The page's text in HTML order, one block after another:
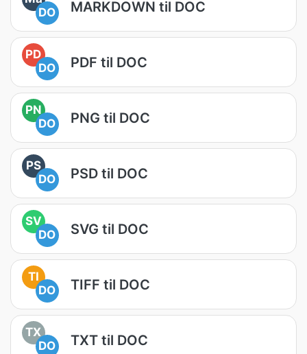
DO
MARKDOWN til DOC
PD
DO
PDF til DOC
PN
DO
PNG til DOC
PS
DO
PSD til DOC
SV
DO
SVG til DOC
TI
DO
TIFF til DOC
TX
DO
TXT til DOC